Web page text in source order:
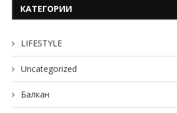
КАТЕГОРИИ
LIFESTYLE
Uncategorized
Балкан